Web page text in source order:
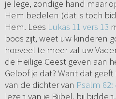
je lege, zondige hand maar
Hem bedelen (dat is toch
Hem. Lees Lukas 11 vers 13
boos zijt, weet uw kinderen
hoeveel te meer zal uw
de Heilige Geest geven aan
Geloof je dat? Want dat
van de dichter van Psalm 62:
lezen van je Bijbel, bij